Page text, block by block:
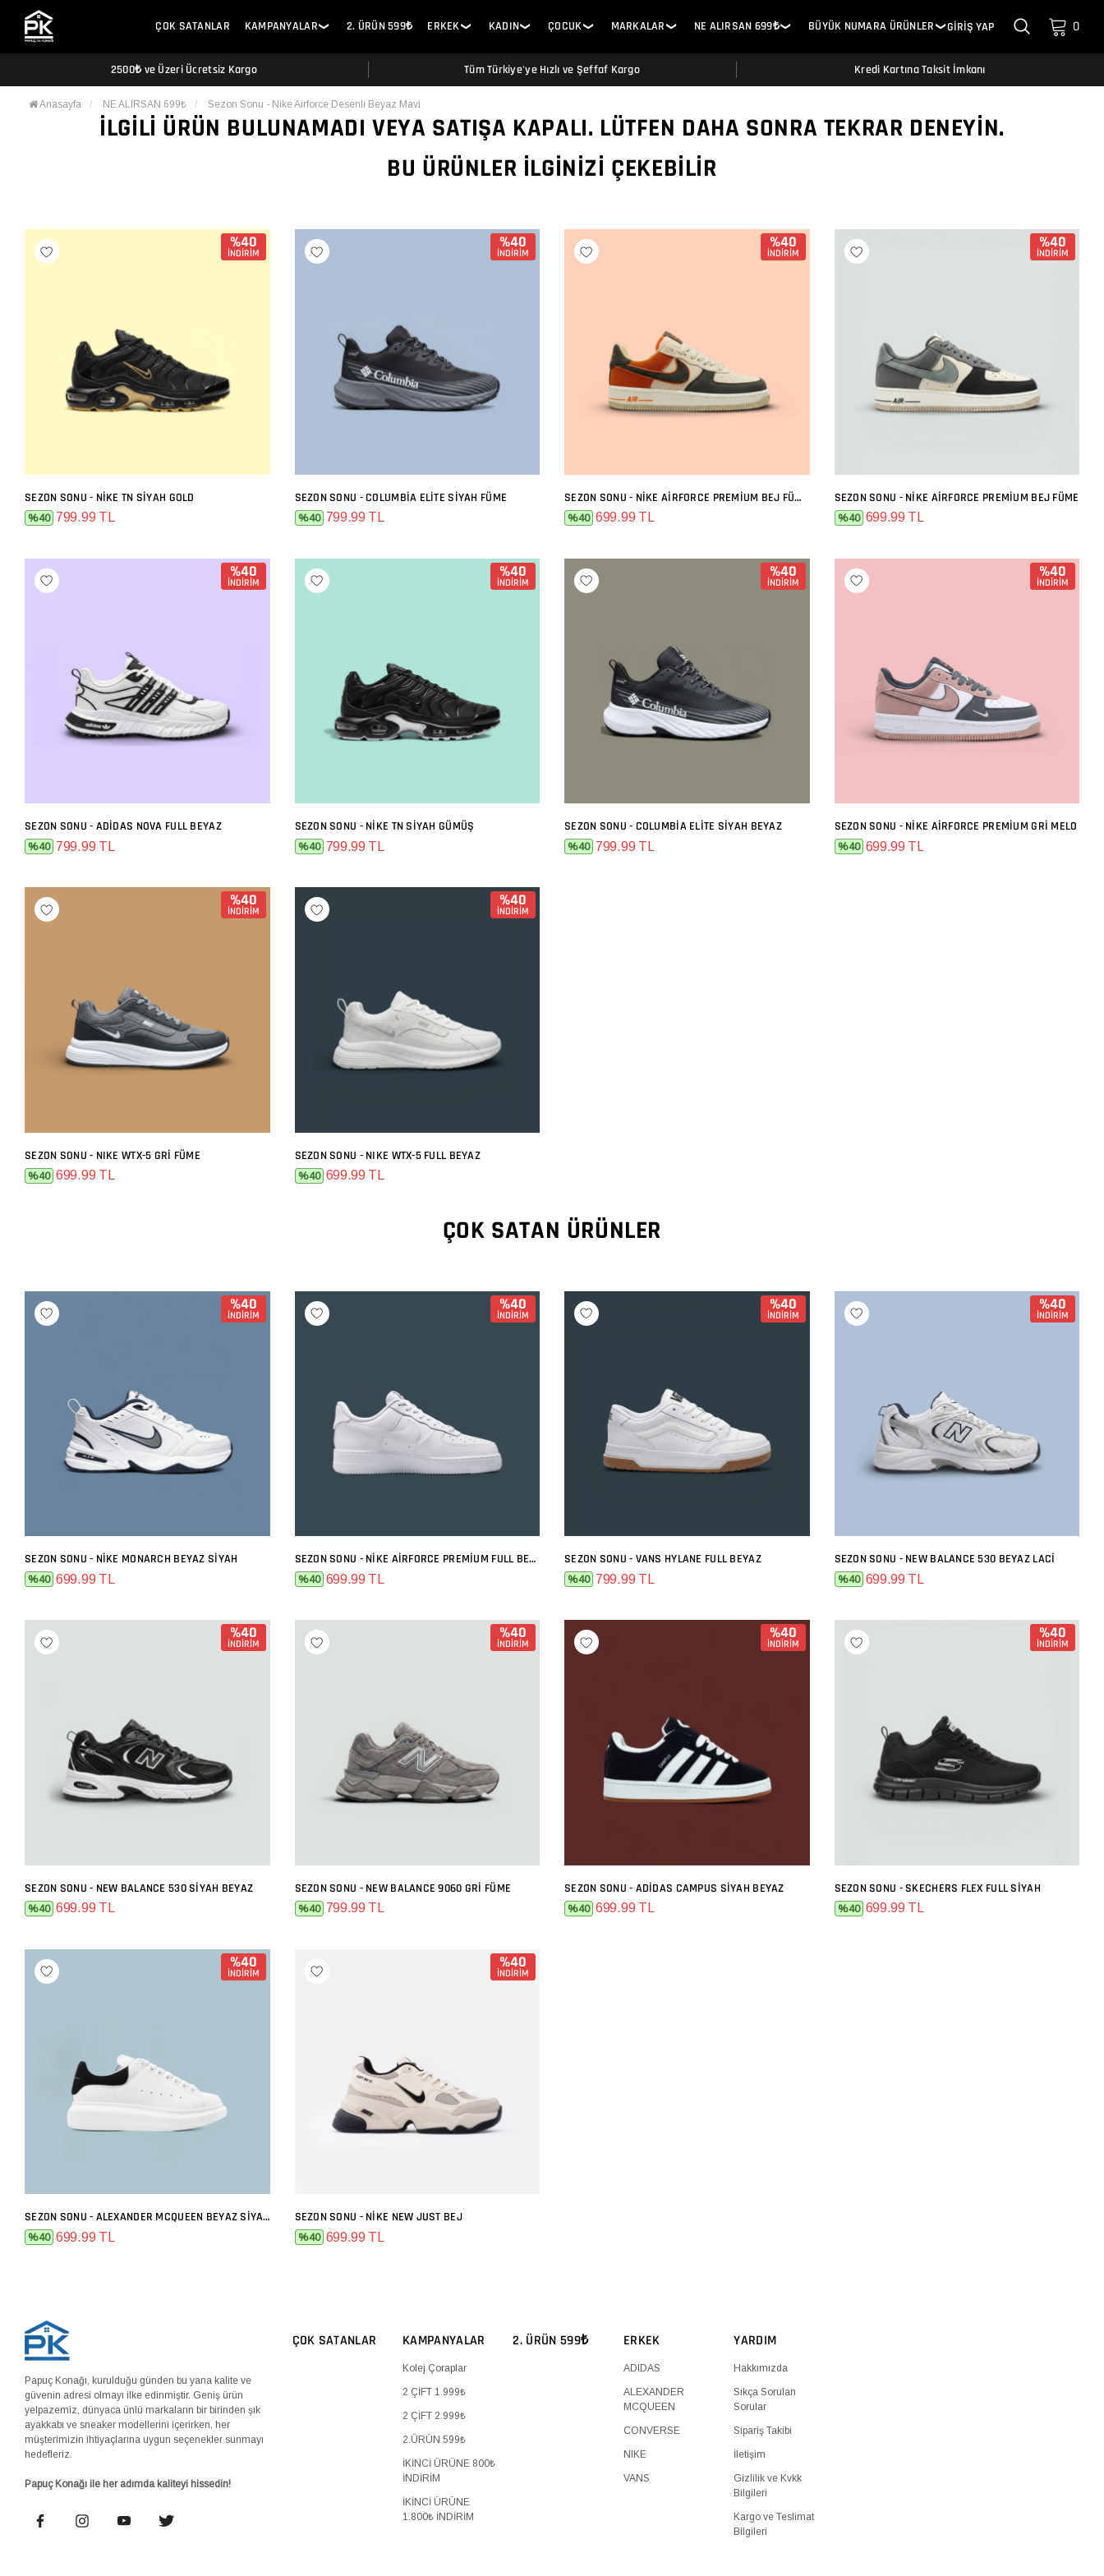
ÇOK SATANLAR KAMPANYALAR ❯ 2. ÜRÜN 599₺ ERKEK ❯ KADIN❯ ÇOCUK ❯ MARKALAR ❯ NE ALIRSAN 699₺❯ BÜYÜK NUMARA ÜRÜNLER ❯GİRİŞ YAP 0
2500₺ ve Üzeri Ücretsiz Kargo Tüm Türkiye'ye Hızlı ve Şeffaf Kargo Kredi Kartına Taksit İmkanı
Anasayfa NE ALIRSAN 699₺ Sezon Sonu - Nike Airforce Desenli Beyaz Mavi
İLGILI ÜRÜN BULUNAMADI VEYA SATIŞA KAPALI. LÜTFEN DAHA SONRA TEKRAR DENEYIN.
BU ÜRÜNLER İLGINIZI ÇEKEBILIR
%40
İNDİRİM
SEPETE EKLE
SEZON SONU - NIKE TN SIYAH GOLD
%40 799.99 TL
%40
İNDİRİM
SEPETE EKLE
SEZON SONU - COLUMBIA ELITE SIYAH FÜME
%40 799.99 TL
%40
İNDİRİM
SEPETE EKLE SEZON SONU - NIKE AIRFORCE PREMIUM BEJ FÜME TURUNCU
%40 699.99 TL
%40
İNDİRİM
SEPETE EKLE
SEZON SONU - NIKE AIRFORCE PREMIUM BEJ FÜME
%40 699.99 TL
%40
İNDİRİM
SEPETE EKLE
SEZON SONU - ADIDAS NOVA FULL BEYAZ
%40 799.99 TL
%40
İNDİRİM
SEPETE EKLE
SEZON SONU - NIKE TN SIYAH GÜMÜŞ
%40 799.99 TL
%40
İNDİRİM
SEPETE EKLE
SEZON SONU - COLUMBIA ELITE SIYAH BEYAZ
%40 799.99 TL
%40
İNDİRİM
SEPETE EKLE
SEZON SONU - NIKE AIRFORCE PREMIUM GRI MELO
%40 699.99 TL
%40
İNDİRİM
SEPETE EKLE
SEZON SONU - NIKE WTX-5 GRI FÜME
%40 699.99 TL
%40
İNDİRİM
SEPETE EKLE
SEZON SONU - NIKE WTX-5 FULL BEYAZ
%40 699.99 TL
ÇOK SATAN ÜRÜNLER
%40
İNDİRİM
SEPETE EKLE
SEZON SONU - NIKE MONARCH BEYAZ SIYAH
%40 699.99 TL
%40
İNDİRİM
SEPETE EKLE SEZON SONU - NIKE AIRFORCE PREMIUM FULL BEYAZ
%40 699.99 TL
%40
İNDİRİM
SEPETE EKLE
SEZON SONU - VANS HYLANE FULL BEYAZ
%40 799.99 TL
%40
İNDİRİM
SEPETE EKLE
SEZON SONU - NEW BALANCE 530 BEYAZ LACI
%40 699.99 TL
%40
İNDİRİM
SEPETE EKLE
SEZON SONU - NEW BALANCE 530 SIYAH BEYAZ
%40 699.99 TL
%40
İNDİRİM
SEPETE EKLE
SEZON SONU - NEW BALANCE 9060 GRI FÜME
%40 799.99 TL
%40
İNDİRİM
SEPETE EKLE
SEZON SONU - ADIDAS CAMPUS SIYAH BEYAZ
%40 699.99 TL
%40
İNDİRİM
SEPETE EKLE
SEZON SONU - SKECHERS FLEX FULL SIYAH
%40 699.99 TL
%40
İNDİRİM
SEPETE EKLE SEZON SONU - ALEXANDER MCQUEEN BEYAZ SIYAH
%40 699.99 TL
%40
İNDİRİM
SEPETE EKLE
SEZON SONU - NIKE NEW JUST BEJ
%40 699.99 TL
Papuç Konağı, kurulduğu günden bu yana kalite ve
güvenin adresi olmayı ilke edinmiştir. Geniş ürün
yelpazemiz, dünyaca ünlü markaların bir birinden şık
ayakkabı ve sneaker modellerini içerirken, her
müşterimizin ihtiyaçlarına uygun seçenekler sunmayı
hedefleriz.
Papuç Konağı ile her adımda kaliteyi hissedin!
ÇOK SATANLAR KAMPANYALAR
Kolej Çoraplar
2 ÇİFT 1.999₺
2 ÇİFT 2.999₺
2.ÜRÜN 599₺
İKİNCİ ÜRÜNE 800₺
İNDİRİM
İKİNCİ ÜRÜNE
1.800₺ İNDİRİM
2. ÜRÜN 599₺ ERKEK
ADIDAS
ALEXANDER
MCQUEEN
CONVERSE
NIKE
VANS
YARDIM
Hakkımızda
Sıkça Sorulan
Sorular
Sipariş Takibi
İletişim
Gizlilik ve Kvkk
Bilgileri
Kargo ve Teslimat
Bilgileri